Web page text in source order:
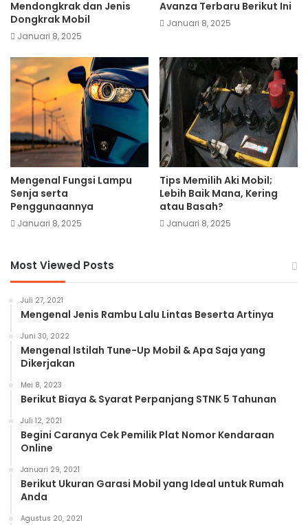
Mendongkrak dan Jenis
Dongkrak Mobil
Januari 8, 2025
Avanza Terbaru Berikut Ini
Januari 8, 2025
Mengenal Fungsi Lampu
Senja serta
Penggunaannya
Januari 8, 2025
Tips Memilih Aki Mobil;
Lebih Baik Mana, Kering
atau Basah?
Januari 8, 2025
Most Viewed Posts
Juli 27, 2021
Mengenal Jenis Rambu Lalu Lintas Beserta Artinya
Juni 30, 2022
Mengenal Istilah Tune-Up Mobil & Apa Saja yang
Dikerjakan
Mei 8, 2023
Berikut Biaya & Syarat Perpanjang STNK 5 Tahunan
Juli 12, 2021
Begini Caranya Cek Pemilik Plat Nomor Kendaraan
Online
Januari 29, 2021
Berikut Ukuran Garasi Mobil yang Ideal untuk Rumah
Anda
Agustus 20, 2021